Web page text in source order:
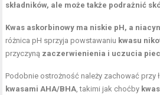
składników, ale może także podrażnić
Kwas askorbinowy ma niskie pH, a
różnica pH sprzyja powstawaniu kwasu
przyczyną zaczerwienienia i uczucia
Podobnie ostrożność należy zachować przy
kwasami AHA/BHA , takimi jak choćby